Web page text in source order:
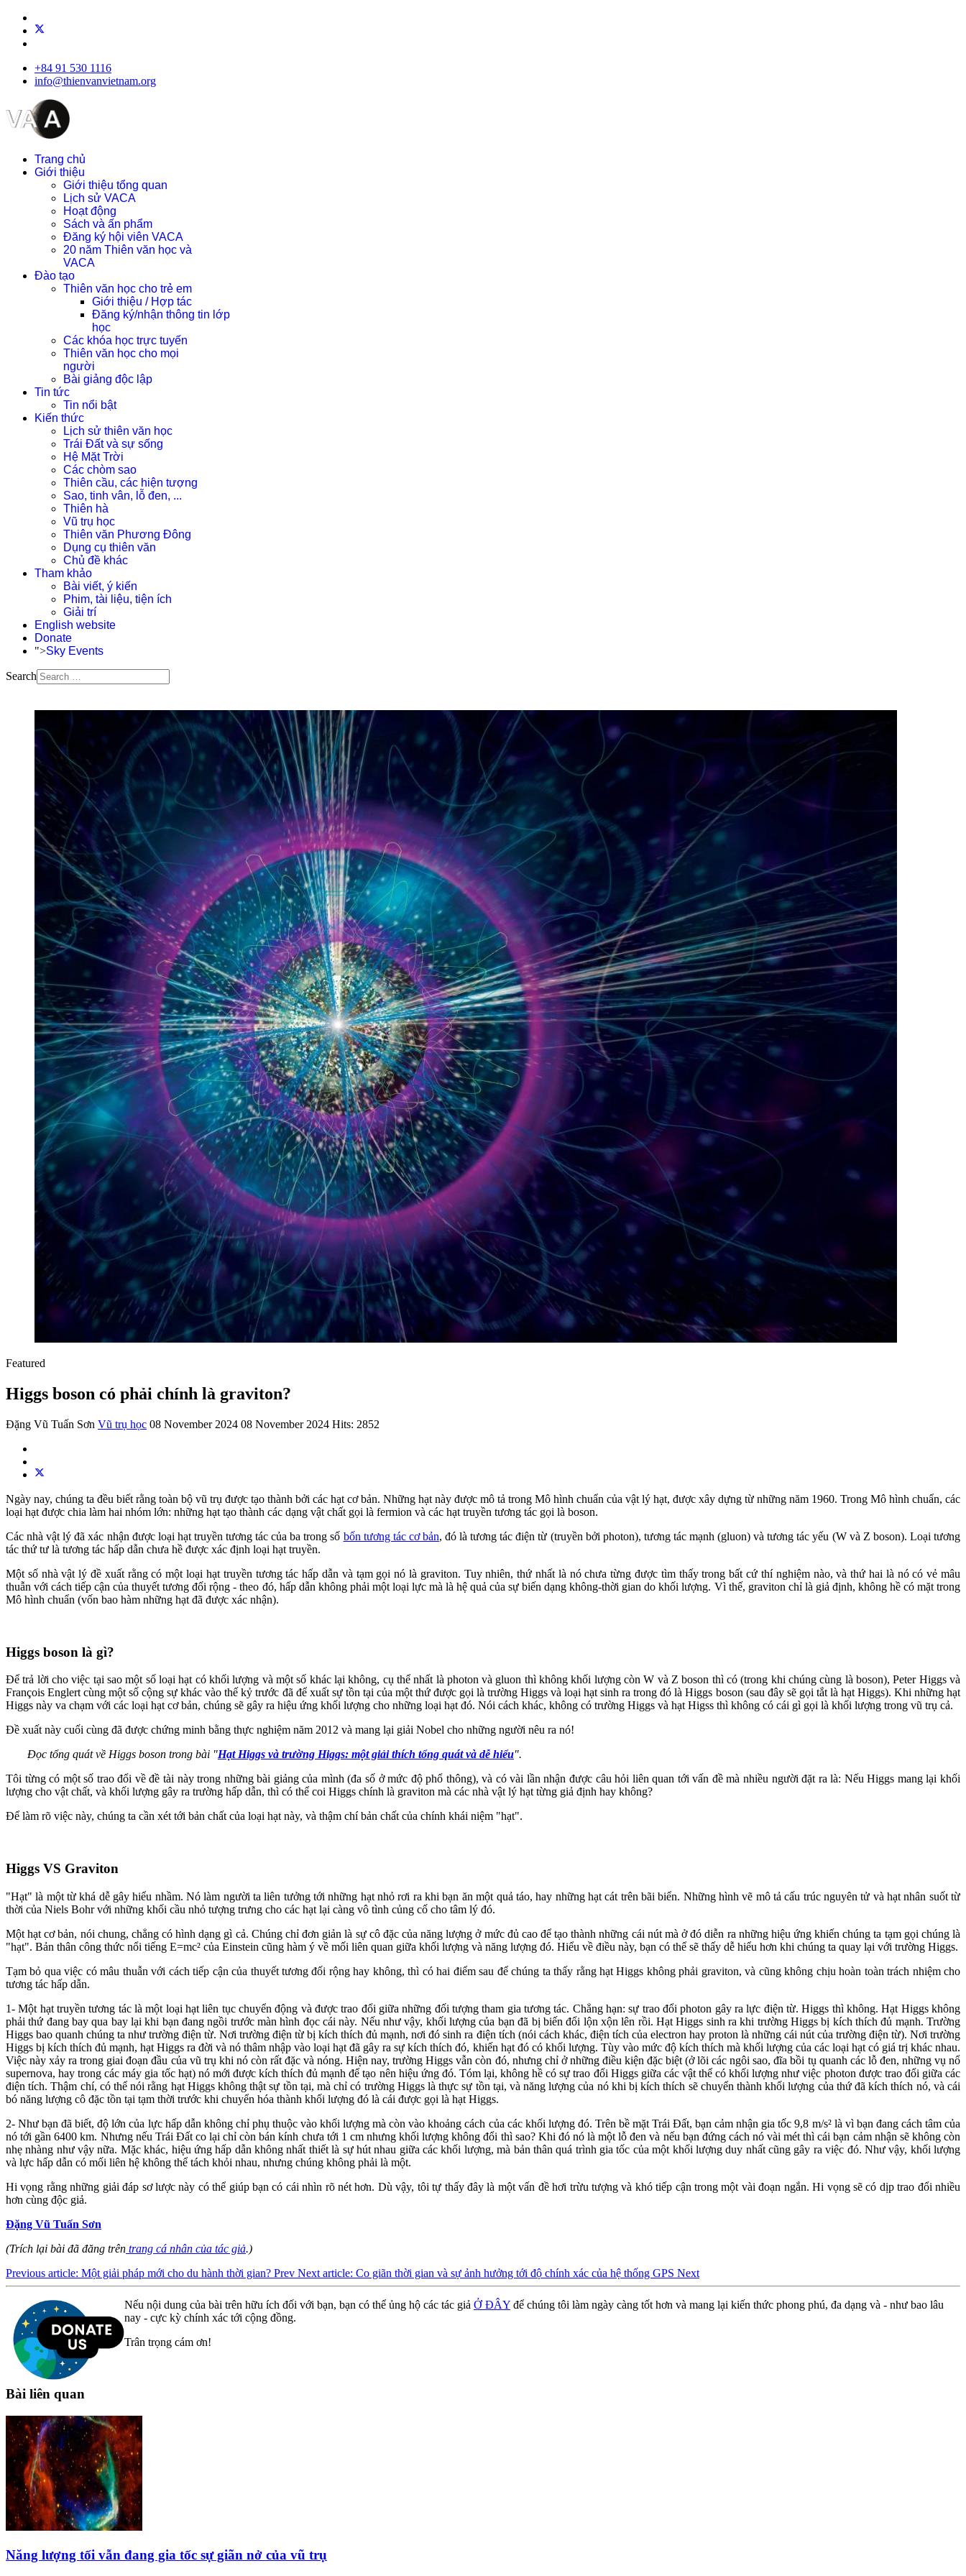
+84 91 530 1116
info@thienvanvietnam.org
Trang chủ
Giới thiệu
Giới thiệu tổng quan
Lịch sử VACA
Hoạt động
Sách và ấn phẩm
Đăng ký hội viên VACA
20 năm Thiên văn học và
VACA
Đào tạo
Thiên văn học cho trẻ em
Giới thiệu / Hợp tác
Đăng ký/nhận thông tin lớp
học
Các khóa học trực tuyến
Thiên văn học cho mọi
người
Bài giảng độc lập
Tin tức
Tin nổi bật
Kiến thức
Lịch sử thiên văn học
Trái Đất và sự sống
Hệ Mặt Trời
Các chòm sao
Thiên cầu, các hiện tượng
Sao, tinh vân, lỗ đen, ...
Thiên hà
Vũ trụ học
Thiên văn Phương Đông
Dụng cụ thiên văn
Chủ đề khác
Tham khảo
Bài viết, ý kiến
Phim, tài liệu, tiện ích
Giải trí
English website
Donate
">Sky Events
Search
Featured
Higgs boson có phải chính là graviton?
Đặng Vũ Tuấn Sơn Vũ trụ học 08 November 2024 08 November 2024 Hits: 2852
Ngày nay, chúng ta đều biết rằng toàn bộ vũ trụ được tạo thành bởi các hạt cơ bản. Những hạt này được mô tả trong Mô hình chuẩn của vật lý hạt, được xây dựng từ những năm 1960. Trong Mô hình chuẩn, các
loại hạt được chia làm hai nhóm lớn: những hạt tạo thành các dạng vật chất gọi là fermion và các hạt truyền tương tác gọi là boson.
Các nhà vật lý đã xác nhận được loại hạt truyền tương tác của ba trong số bốn tương tác cơ bản, đó là tương tác điện từ (truyền bởi photon), tương tác mạnh (gluon) và tương tác yếu (W và Z boson). Loại tương
tác thứ tư là tương tác hấp dẫn chưa hề được xác định loại hạt truyền.
Một số nhà vật lý đề xuất rằng có một loại hạt truyền tương tác hấp dẫn và tạm gọi nó là graviton. Tuy nhiên, thứ nhất là nó chưa từng được tìm thấy trong bất cứ thí nghiệm nào, và thứ hai là nó có vẻ mâu
thuẫn với cách tiếp cận của thuyết tương đối rộng - theo đó, hấp dẫn không phải một loại lực mà là hệ quả của sự biến dạng không-thời gian do khối lượng. Vì thế, graviton chỉ là giả định, không hề có mặt trong
Mô hình chuẩn (vốn bao hàm những hạt đã được xác nhận).
Higgs boson là gì?
Để trả lời cho việc tại sao một số loại hạt có khối lượng và một số khác lại không, cụ thể nhất là photon và gluon thì không khối lượng còn W và Z boson thì có (trong khi chúng cùng là boson), Peter Higgs và
François Englert cùng một số cộng sự khác vào thế kỷ trước đã để xuất sự tồn tại của một thứ được gọi là trường Higgs và loại hạt sinh ra trong đó là Higgs boson (sau đây sẽ gọi tắt là hạt Higgs). Khi những hạt
Higgs này va chạm với các loại hạt cơ bản, chúng sẽ gây ra hiệu ứng khối lượng cho những loại hạt đó. Nói cách khác, không có trường Higgs và hạt Higss thì không có cái gì gọi là khối lượng trong vũ trụ cả.
Đề xuất này cuối cùng đã được chứng minh bằng thực nghiệm năm 2012 và mang lại giải Nobel cho những người nêu ra nó!
Đọc tổng quát về Higgs boson trong bài "Hạt Higgs và trường Higgs: một giải thích tổng quát và dễ hiểu".
Tôi từng có một số trao đổi về đề tài này trong những bài giảng của mình (đa số ở mức độ phổ thông), và có vài lần nhận được câu hỏi liên quan tới vấn đề mà nhiều người đặt ra là: Nếu Higgs mang lại khối
lượng cho vật chất, và khối lượng gây ra trường hấp dẫn, thì có thể coi Higgs chính là graviton mà các nhà vật lý hạt từng giả định hay không?
Để làm rõ việc này, chúng ta cần xét tới bản chất của loại hạt này, và thậm chí bản chất của chính khái niệm "hạt".
Higgs VS Graviton
"Hạt" là một từ khá dễ gây hiểu nhầm. Nó làm người ta liên tưởng tới những hạt nhỏ rơi ra khi bạn ăn một quả táo, hay những hạt cát trên bãi biển. Những hình vẽ mô tả cấu trúc nguyên tử và hạt nhân suốt từ
thời của Niels Bohr với những khối cầu nhỏ tượng trưng cho các hạt lại càng vô tình củng cố cho tâm lý đó.
Một hạt cơ bản, nói chung, chẳng có hình dạng gì cả. Chúng chỉ đơn giản là sự cô đặc của năng lượng ở mức đủ cao để tạo thành những cái nút mà ở đó diễn ra những hiệu ứng khiến chúng ta tạm gọi chúng là
"hạt". Bản thân công thức nổi tiếng E=mc² của Einstein cũng hàm ý về mối liên quan giữa khối lượng và năng lượng đó. Hiểu về điều này, bạn có thể sẽ thấy dễ hiểu hơn khi chúng ta quay lại với trường Higgs.
Tạm bỏ qua việc có mâu thuẫn với cách tiếp cận của thuyết tương đối rộng hay không, thì có hai điểm sau để chúng ta thấy rằng hạt Higgs không phải graviton, và cũng không chịu hoàn toàn trách nhiệm cho
tương tác hấp dẫn.
1- Một hạt truyền tương tác là một loại hạt liên tục chuyển động và được trao đổi giữa những đối tượng tham gia tương tác. Chẳng hạn: sự trao đổi photon gây ra lực điện từ. Higgs thì không. Hạt Higgs không
phải thứ đang bay qua bay lại khi bạn đang ngồi trước màn hình đọc cái này. Nếu như vậy, khối lượng của bạn đã bị biến đổi lộn xộn lên rồi. Hạt Higgs sinh ra khi trường Higgs bị kích thích đủ mạnh. Trường
Higgs bao quanh chúng ta như trường điện từ. Nơi trường điện từ bị kích thích đủ mạnh, nơi đó sinh ra điện tích (nói cách khác, điện tích của electron hay proton là những cái nút của trường điện từ). Nơi trường
Higgs bị kích thích đủ mạnh, hạt Higgs ra đời và nó thâm nhập vào loại hạt đã gây ra sự kích thích đó, khiến hạt đó có khối lượng. Tùy vào mức độ kích thích mà khối lượng của các loại hạt có giá trị khác nhau.
Việc này xảy ra trong giai đoạn đầu của vũ trụ khi nó còn rất đặc và nóng. Hiện nay, trường Higgs vẫn còn đó, nhưng chỉ ở những điều kiện đặc biệt (ở lõi các ngôi sao, đĩa bồi tụ quanh các lỗ đen, những vụ nổ
supernova, hay trong các máy gia tốc hạt) nó mới được kích thích đủ mạnh để tạo nên hiệu ứng đó. Tóm lại, không hề có sự trao đổi Higgs giữa các vật thể có khối lượng như việc photon được trao đổi giữa các
điện tích. Thậm chí, có thể nói rằng hạt Higgs không thật sự tồn tại, mà chỉ có trường Higgs là thực sự tồn tại, và năng lượng của nó khi bị kích thích sẽ chuyển thành khối lượng của thứ đã kích thích nó, và cái
bó năng lượng cô đặc tồn tại tạm thời trước khi chuyển hóa thành khối lượng đó là cái được gọi là hạt Higgs.
2- Như bạn đã biết, độ lớn của lực hấp dẫn không chỉ phụ thuộc vào khối lượng mà còn vào khoảng cách của các khối lượng đó. Trên bề mặt Trái Đất, bạn cảm nhận gia tốc 9,8 m/s² là vì bạn đang cách tâm của
nó tới gần 6400 km. Nhưng nếu Trái Đất co lại chỉ còn bán kính chưa tới 1 cm nhưng khối lượng không đổi thì sao? Khi đó nó là một lỗ đen và nếu bạn đứng cách nó vài mét thì cái bạn cảm nhận sẽ không còn
nhẹ nhàng như vậy nữa. Mặc khác, hiệu ứng hấp dẫn không nhất thiết là sự hút nhau giữa các khối lượng, mà bản thân quá trình gia tốc của một khối lượng duy nhất cũng gây ra việc đó. Như vậy, khối lượng
và lực hấp dẫn có mối liên hệ không thể tách khỏi nhau, nhưng chúng không phải là một.
Hi vọng rằng những giải đáp sơ lược này có thể giúp bạn có cái nhìn rõ nét hơn. Dù vậy, tôi tự thấy đây là một vấn đề hơi trừu tượng và khó tiếp cận trong một vài đoạn ngắn. Hi vọng sẽ có dịp trao đổi nhiều
hơn cùng độc giả.
Đặng Vũ Tuấn Sơn
(Trích lại bài đã đăng trên trang cá nhân của tác giả.)
Previous article: Một giải pháp mới cho du hành thời gian? Prev Next article: Co giãn thời gian và sự ảnh hưởng tới độ chính xác của hệ thống GPS Next
Nếu nội dung của bài trên hữu ích đối với bạn, bạn có thể ủng hộ các tác giả Ở ĐÂY để chúng tôi làm ngày càng tốt hơn và mang lại kiến thức phong phú, đa dạng và - như bao lâu
nay - cực kỳ chính xác tới cộng đồng.
Trân trọng cám ơn!
Bài liên quan
Năng lượng tối vẫn đang gia tốc sự giãn nở của vũ trụ